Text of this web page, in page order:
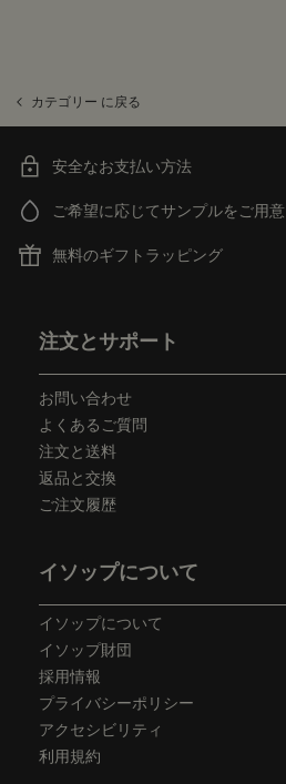
カテゴリー に戻る
安全なお支払い方法
ご希望に応じてサンプルをご用意
無料のギフトラッピング
注文とサポート
お問い合わせ
よくあるご質問
注文と送料
返品と交換
ご注文履歴
イソップについて
イソップについて
イソップ財団
採用情報
プライバシーポリシー
アクセシビリティ
利用規約